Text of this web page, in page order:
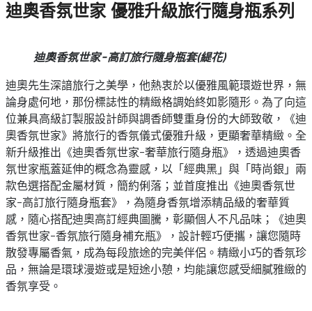
迪奧香氛世家 優雅升級旅行隨身瓶系列
迪奧香氛世家-高訂旅行隨身瓶套(緹花)
迪奧先生深諳旅行之美學，他熱衷於以優雅風範環遊世界，無
論身處何地，那份標誌性的精緻格調始終如影隨形。為了向這
位兼具高級訂製服設計師與調香師雙重身份的大師致敬，《迪
奧香氛世家》將旅行的香氛儀式優雅升級，更顯奢華精緻。全
新升級推出《迪奧香氛世家-奢華旅行隨身瓶》，透過迪奧香
氛世家瓶蓋延伸的概念為靈感，以「經典黑」與「時尚銀」兩
款色選搭配金屬材質，簡約俐落；並首度推出《迪奧香氛世
家-高訂旅行隨身瓶套》，為隨身香氛增添精品級的奢華質
感，隨心搭配迪奧高訂經典圖騰，彰顯個人不凡品味；《迪奧
香氛世家-香氛旅行隨身補充瓶》，設計輕巧便攜，讓您隨時
散發專屬香氣，成為每段旅途的完美伴侶。精緻小巧的香氛珍
品，無論是環球漫遊或是短途小憩，均能讓您感受細膩雅緻的
香氛享受。